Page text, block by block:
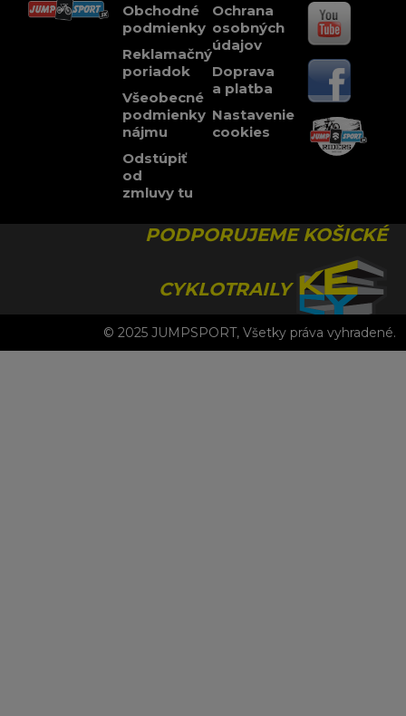
Obchodné
podmienky
Reklamačný
poriadok
Všeobecné
podmienky
nájmu
Odstúpiť
od
zmluvy tu
Ochrana
osobných
údajov
Doprava
a platba
Nastavenie
cookies
PODPORUJEME KOŠICKÉ
CYKLOTRAILY
© 2025 JUMPSPORT, Všetky práva vyhradené.